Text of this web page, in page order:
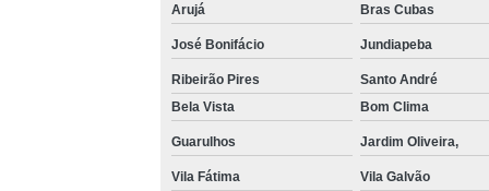
Arujá
Bras Cubas
José Bonifácio Jundiapeba
Ribeirão Pires Santo André
Bela Vista
Bom Clima
Guarulhos Jardim Oliveira,
Vila Fátima
Vila Galvão